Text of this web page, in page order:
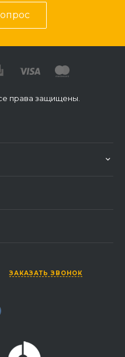
права защищены.
ЗАКАЗАТЬ ЗВОНОК